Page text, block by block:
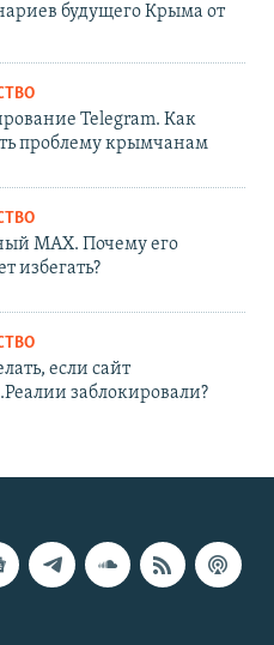
будущего Крыма от
Telegram. Как
проблему крымчанам
MAX. Почему его
избегать?
если сайт
заблокировали?